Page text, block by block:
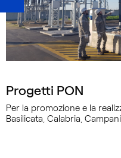
Progetti PON
Per la promozione e la
Basilicata, Calabria,